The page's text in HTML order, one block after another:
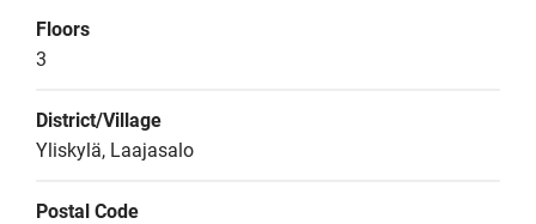
Floors
3
District/Village
Yliskylä, Laajasalo
Postal Code